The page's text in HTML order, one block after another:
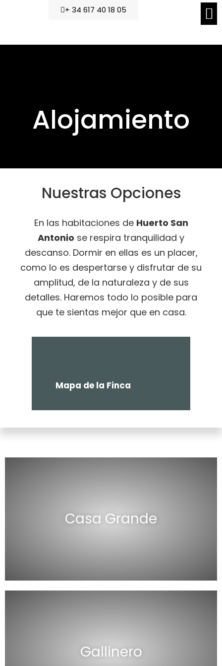
+ 34 617 40 18 05
Alojamiento
Nuestras Opciones
En las habitaciones de Huerto San
Antonio se respira tranquilidad y
descanso. Dormir en ellas es un placer,
como lo es despertarse y disfrutar de su
amplitud, de la naturaleza y de sus
detalles. Haremos todo lo posible para
que te sientas mejor que en casa.
Mapa de la Finca
Casa Grande
Gallinero